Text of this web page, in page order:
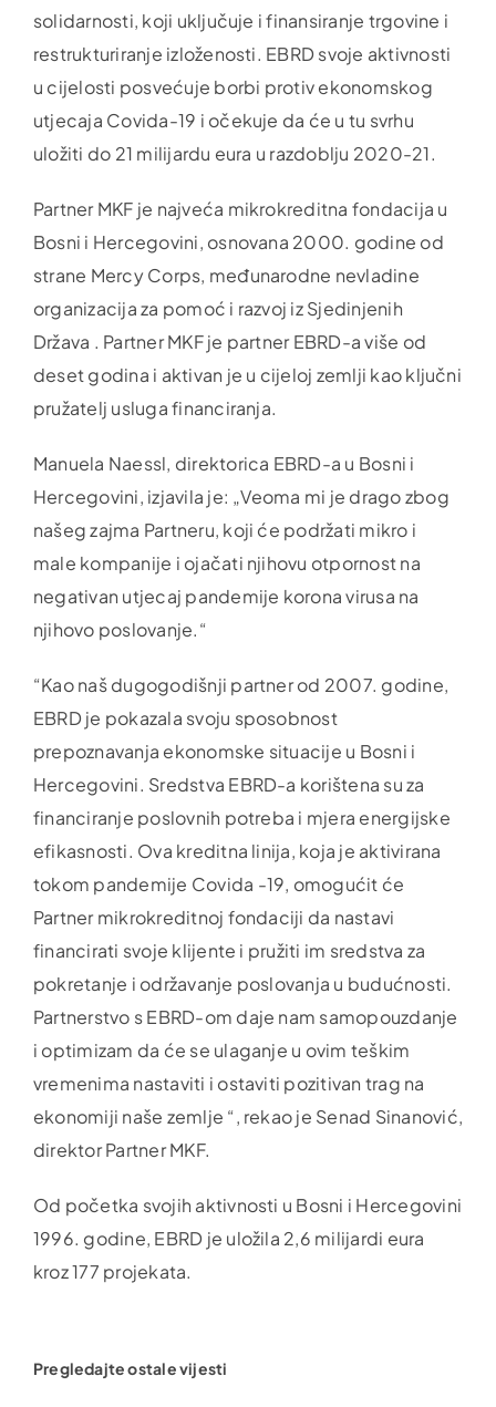
solidarnosti, koji uključuje i finansiranje trgovine i
restrukturiranje izloženosti. EBRD svoje aktivnosti
u cijelosti posvećuje borbi protiv ekonomskog
utjecaja Covida-19 i očekuje da će u tu svrhu
uložiti do 21 milijardu eura u razdoblju 2020-21.
Partner MKF je najveća mikrokreditna fondacija u
Bosni i Hercegovini, osnovana 2000. godine od
strane Mercy Corps, međunarodne nevladine
organizacija za pomoć i razvoj iz Sjedinjenih
Država . Partner MKF je partner EBRD-a više od
deset godina i aktivan je u cijeloj zemlji kao ključni
pružatelj usluga financiranja.
Manuela Naessl, direktorica EBRD-a u Bosni i
Hercegovini, izjavila je: „Veoma mi je drago zbog
našeg zajma Partneru, koji će podržati mikro i
male kompanije i ojačati njihovu otpornost na
negativan utjecaj pandemije korona virusa na
njihovo poslovanje.“
“Kao naš dugogodišnji partner od 2007. godine,
EBRD je pokazala svoju sposobnost
prepoznavanja ekonomske situacije u Bosni i
Hercegovini. Sredstva EBRD-a korištena su za
financiranje poslovnih potreba i mjera energijske
efikasnosti. Ova kreditna linija, koja je aktivirana
tokom pandemije Covida -19, omogućit će
Partner mikrokreditnoj fondaciji da nastavi
financirati svoje klijente i pružiti im sredstva za
pokretanje i održavanje poslovanja u budućnosti.
Partnerstvo s EBRD-om daje nam samopouzdanje
i optimizam da će se ulaganje u ovim teškim
vremenima nastaviti i ostaviti pozitivan trag na
ekonomiji naše zemlje “, rekao je Senad Sinanović,
direktor Partner MKF.
Od početka svojih aktivnosti u Bosni i Hercegovini
1996. godine, EBRD je uložila 2,6 milijardi eura
kroz 177 projekata.
Pregledajte ostale vijesti